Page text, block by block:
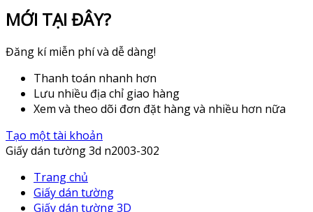
MỚI TẠI ĐÂY?
Đăng kí miễn phí và dễ dàng!
Thanh toán nhanh hơn
Lưu nhiều địa chỉ giao hàng
Xem và theo dõi đơn đặt hàng và nhiều hơn nữa
Tạo một tài khoản
Giấy dán tường 3d n2003-302
Trang chủ
Giấy dán tường
Giấy dán tường 3D